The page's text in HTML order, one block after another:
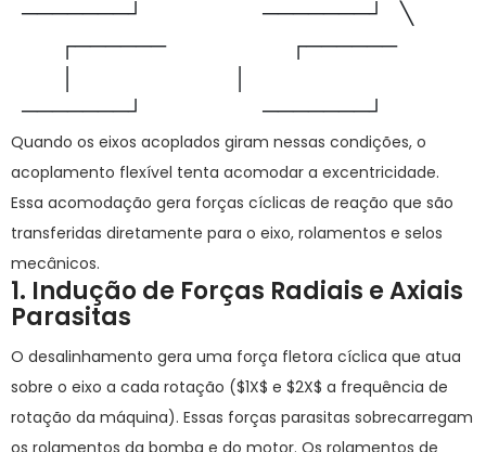
  ───────┘                      ───────┘   ╲
         ┌──────                       ┌──────
Quando os eixos acoplados giram nessas condições, o
acoplamento flexível tenta acomodar a excentricidade.
Essa acomodação gera forças cíclicas de reação que são
transferidas diretamente para o eixo, rolamentos e selos
mecânicos.
1. Indução de Forças Radiais e Axiais
Parasitas
O desalinhamento gera uma força fletora cíclica que atua
sobre o eixo a cada rotação ($1X$ e $2X$ a frequência de
rotação da máquina). Essas forças parasitas sobrecarregam
os rolamentos da bomba e do motor. Os rolamentos de